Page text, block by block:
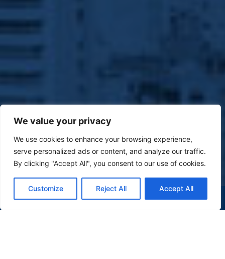
We value your privacy
We use cookies to enhance your browsing experience,
serve personalized ads or content, and analyze our traffic.
By clicking "Accept All", you consent to our use of cookies.
Customize Reject All Accept All
(47) 9 9977-7630